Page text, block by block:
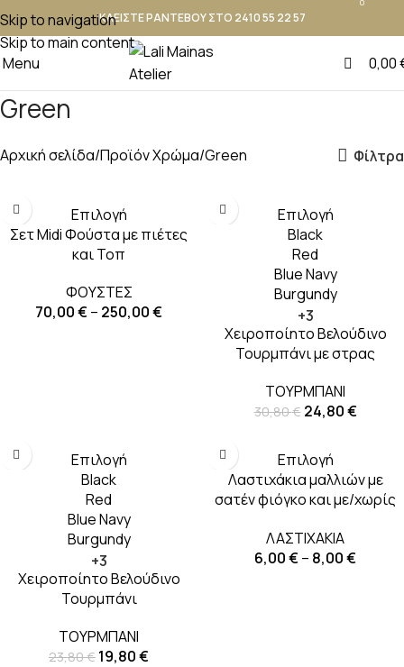
Skip to navigation
Skip to main content
ΚΛΕΙΣΤΕ ΡΑΝΤΕΒΟΥ ΣΤΟ 2410 55 22 57
Menu 0,00
Green
Αρχική σελίδα Προϊόν Χρώμα Green Φίλτρα
Επιλογή
Σετ Midi Φούστα με πιέτες
και Τοπ
ΦΟΥΣΤΕΣ
70,00€ – 250,00€
-19%
Επιλογή
Black
Red
Blue Navy
Burgundy
+3
Χειροποίητο Βελούδινο
Τουρμπάνι με στρας
ΤΟΥΡΜΠΑΝΙ
30,80€ 24,80€
-17%
Επιλογή
Black
Red
Blue Navy
Burgundy
+3
Χειροποίητο Βελούδινο
Τουρμπάνι
ΤΟΥΡΜΠΑΝΙ
23,80€ 19,80€
Επιλογή
Λαστιχάκια μαλλιών με
σατέν φιόγκο και με/χωρίς
ΛΑΣΤΙΧΑΚΙΑ
6,00€ – 8,00€